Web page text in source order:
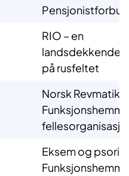
RIO – en
landsdekkende
på rusfeltet
Norsk
Eksem og